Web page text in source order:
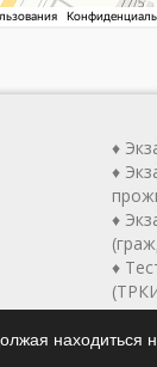
♦
♦
♦
♦
© Центр
находиться